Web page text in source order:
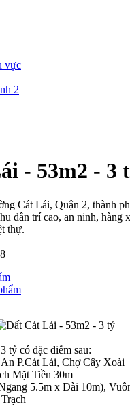
vực
2
- 53m2 - 3
Cát Lái, Quận 2, thành
dân trí cao, an ninh, hàng
thự.
tỷ có đặc điểm sau:
P.Cát Lái, Chợ Cây Xoài
Mặt Tiền 30m
5.5m x Dài 10m),